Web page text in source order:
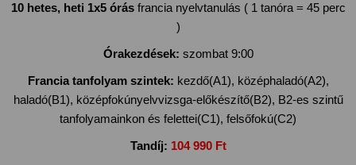
10 hetes, heti 1x5 órásfrancia nyelvtanulás ( 1 tanóra = 45 perc
)
Órakezdések: szombat 9:00
Francia tanfolyam szintek: kezdő(A1), középhaladó(A2),
haladó(B1), középfokúnyelvvizsga-előkészítő(B2), B2-es szintű
tanfolyamainkon és felettei(C1), felsőfokú(C2)
Tandíj: 104 990 Ft